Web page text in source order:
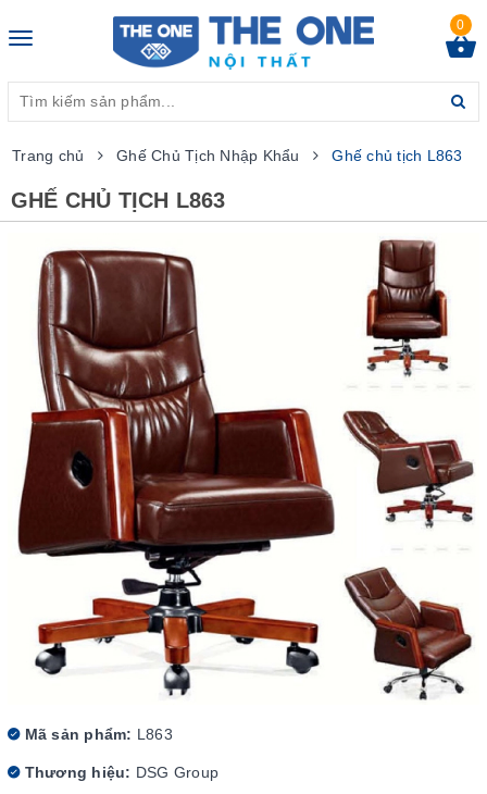
Toggle
0
Trang chủ Ghế Chủ Tịch Nhập Khẩu Ghế chủ tịch L863
GHẾ CHỦ TỊCH L863
Mã sản phẩm: L863
Thương hiệu: DSG Group